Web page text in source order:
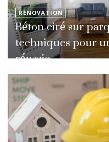
RÉNOVATION
Béton ciré sur
techniques pour
réussie